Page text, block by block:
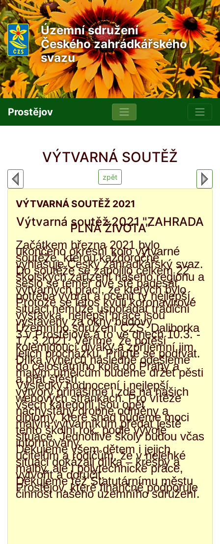
Územní sdružení
Českého zahrádkářského
svazu
Prostějov
VÝTVARNÁ SOUTĚŽ
zpět
VÝTVARNÁ SOUTĚŽ 2021
Výtvarná soutěž 2021 "ZAHRADA
PLNÁ ŽIVOTA"
Začátkem března 2021 bylo
ukončeno okresní kolo výtvarné
soutěže, kterou každoročně
vyhlašuje Český zahrádkářský svaz.
Do soutěže se zapojilo celkem 22
školských zařízení našeho regionu a
sešlo se téměř dvě stě padesát
výtvarných prací, ze kterých bylo
potřeba vybrat a ocenit ty nejlepší.
Protože se letos kvůli koronavirové
situaci nemůže uspořádat tradiční
výstavka, nejlepší práce jsou
vystaveny za okny budovy
Územního sdružení ČZS, Daliborka
3 v Prostějově a to ve dnech 10.3. -
17.3.2021. Věříme, že potěší
kolemjdoucí diváky a zpříjemní jim
jejich procházku. Přijďte se podívat.
Dílka výherců následně odešleme
do celostátního kola do Prahy a
malým umělcům budeme držet pěsti
a přát štěstí.
Výsledky hodnocení i nejlepší
výtvory přinášíme i zde na našich
webových stránkách. Pro vítěze
všech kategorií jsou opět
nachystány drobné odměny a
diplomy, které snad budeme moci
malým výtvarníkům předat ještě
tento školní rok, podle vývoje
situace. Jednotlivé školy budou včas
informovány.
Děkujeme všem dětem i jejich
učitelům a rodičům, že v nelehké
situaci dokázali dílka – kresby a
malby, ale i polytechnické práce,
vytvořit a doručit.
Děkujeme též Statutárnímu městu
Prostějov, které finančně podporuje
činnost našeho územního sdružení.